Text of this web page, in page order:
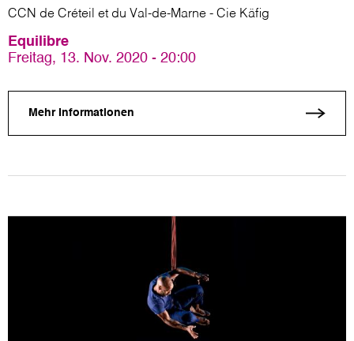
CCN de Créteil et du Val-de-Marne - Cie Käfig
Equilibre
Freitag, 13. Nov. 2020 - 20:00
Mehr Informationen